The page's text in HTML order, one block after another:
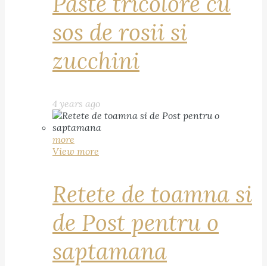
sos de rosii si
zucchini
4 years ago
more
View more
Retete de toamna si
de Post pentru o
saptamana